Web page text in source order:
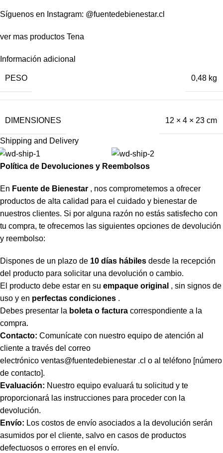
Síguenos en Instagram: @fuentedebienestar.cl
ver mas productos Tena
Información adicional
PESO 0,48 kg
DIMENSIONES 12 × 4 × 23 cm
Shipping and Delivery
Política de Devoluciones y Reembolsos
En Fuente de Bienestar , nos comprometemos a ofrecer
productos de alta calidad para el cuidado y bienestar de
nuestros clientes. Si por alguna razón no estás satisfecho con
tu compra, te ofrecemos las siguientes opciones de devolución
y reembolso:
Dispones de un plazo de 10 días hábiles desde la recepción
del producto para solicitar una devolución o cambio.
El producto debe estar en su empaque original , sin signos de
uso y en perfectas condiciones .
Debes presentar la boleta o factura correspondiente a la
compra.
Contacto: Comunícate con nuestro equipo de atención al
cliente a través del correo
electrónico ventas@fuentedebienestar .cl o al teléfono [número
de contacto].
Evaluación: Nuestro equipo evaluará tu solicitud y te
proporcionará las instrucciones para proceder con la
devolución.
Envío: Los costos de envío asociados a la devolución serán
asumidos por el cliente, salvo en casos de productos
defectuosos o errores en el envío.